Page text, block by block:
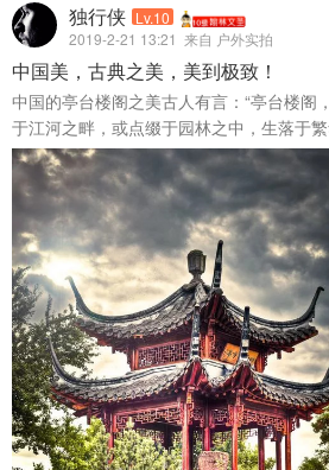
独行侠 Lv.10
2019-2-21 13:21 来自 户外实拍
中国美，古典之美，美到极致！
中国的亭台楼阁之美古人有言：“亭台楼阁
于江河之畔，或点缀于园林之中，生落于